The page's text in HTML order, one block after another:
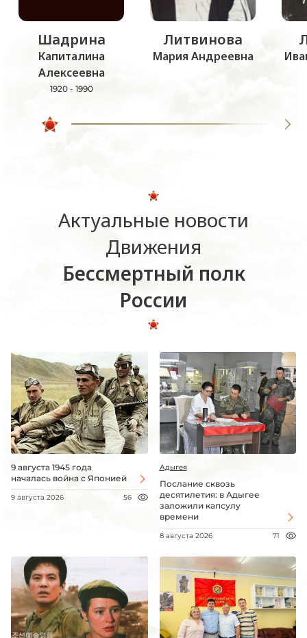
Шадрина
Капиталина
Алексеевна
1920 - 1990
Литвинова
Мария Андреевна
Актуальные новости
Движения
Бессмертный полк
России
9 августа 1945 года
началась война с Японией
9 августа 2026 56
Адыгея
Послание сквозь
десятилетия: в Адыгее
заложили капсулу
времени
8 августа 2026 71